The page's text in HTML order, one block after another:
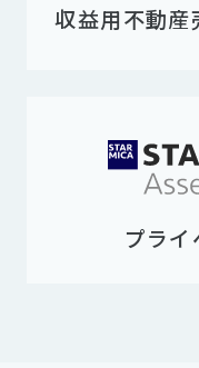
収益用不動産
プラ